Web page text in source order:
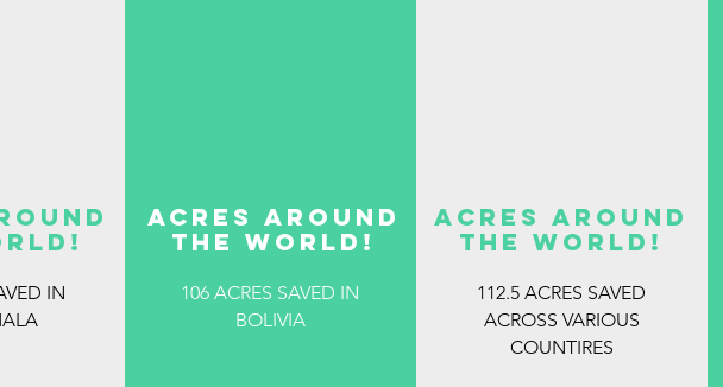
IN
106 ACRES SAVED IN
BOLIVIA
ACRES AROUND
THE WORLD!
112.5 ACRES SAVED
ACROSS VARIOUS
COUNTIRES
ACRES AROUND
THE WORLD!